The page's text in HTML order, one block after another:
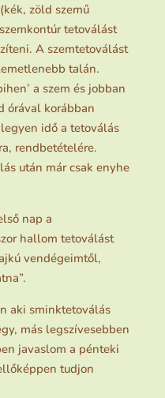
zöld szemű
tetoválást
A szemtetoválást
talán.
a szem és jobban
órával korábban
idő a tetoválás
rendbetételére.
után már csak enyhe
nap a
hallom tetoválást
vendégeimtől,
aki sminktetoválás
más legszívesebben
javaslom a pénteki
tudjon